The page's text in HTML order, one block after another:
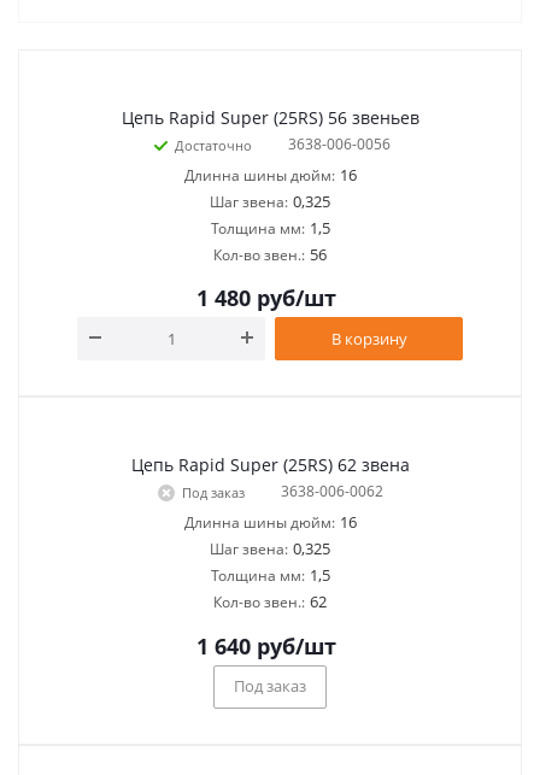
Цепь Rapid Super (25RS) 56 звеньев
Достаточно
3638-006-0056
Длинна шины дюйм: 16
Шаг звена: 0,325
Толщина мм: 1,5
Кол-во звен.: 56
1 480руб/шт
В корзину
Цепь Rapid Super (25RS) 62 звена
Под заказ
3638-006-0062
Длинна шины дюйм: 16
Шаг звена: 0,325
Толщина мм: 1,5
Кол-во звен.: 62
1 640руб/шт
Под заказ